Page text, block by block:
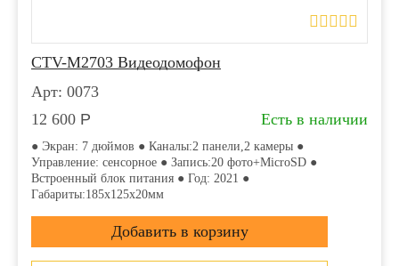
CTV-M2703 Видеодомофон
Арт: 0073
12 600 Р Есть в наличии
● Экран: 7 дюймов ● Каналы:2 панели,2 камеры ●
Управление: сенсорное ● Запись:20 фото+MicroSD ●
Встроенный блок питания ● Год: 2021 ●
Габариты:185х125х20мм